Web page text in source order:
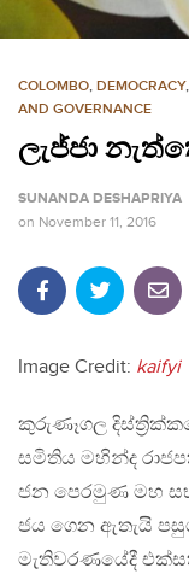
e
COLOMBO, DEMOCRACY,
AND GOVERNANCE
ලැජ්ජා
SUNANDA DESHAPRIYA
on November 11, 2016
Image Credit: kaifyi
කුරුණෑගල
සමිතිය මහින්ද
ජන පෙරමුණ මහ
ජය ගෙන ඇතැයි
මැතිවරණයේදී